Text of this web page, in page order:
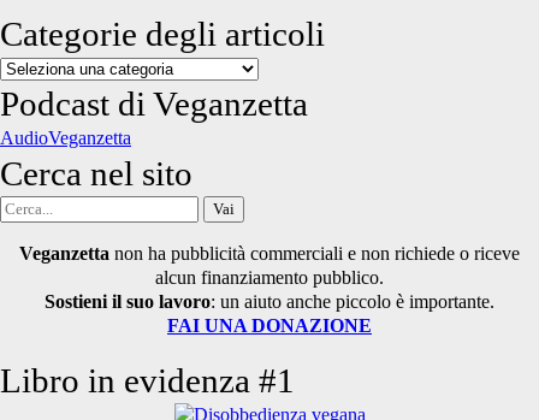
Categorie degli articoli
Categorie
degli
articoli
Podcast di Veganzetta
AudioVeganzetta
Cerca nel sito
Cerca
Veganzetta non ha pubblicità commerciali e non richiede o riceve
alcun finanziamento pubblico.
Sostieni il suo lavoro: un aiuto anche piccolo è importante.
FAI UNA DONAZIONE
Libro in evidenza #1